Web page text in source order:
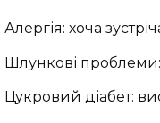
Алергія: хоча
Шлункові проблеми:
Цукровий діабет: